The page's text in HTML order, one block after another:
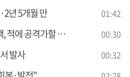
년 5개월 만 01:42
격가할 수단으로" 00:30
발사 00:32